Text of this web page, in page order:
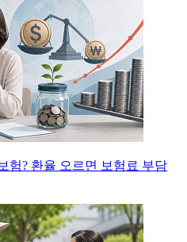
험? 환율 오르면 보험료 부담